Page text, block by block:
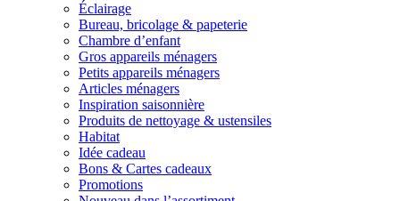
Éclairage
Bureau, bricolage & papeterie
Chambre d’enfant
Gros appareils ménagers
Petits appareils ménagers
Articles ménagers
Inspiration saisonnière
Produits de nettoyage & ustensiles
Habitat
Idée cadeau
Bons & Cartes cadeaux
Promotions